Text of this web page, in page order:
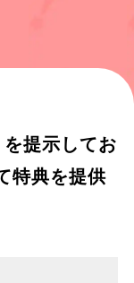
提示してお
特典を提供